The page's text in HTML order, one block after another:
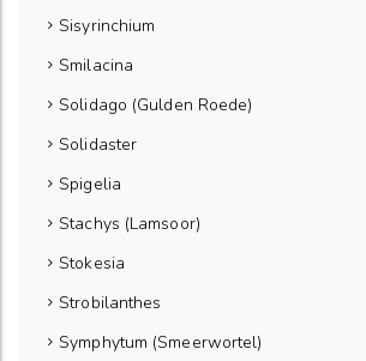
Sisyrinchium
Smilacina
Solidago (Gulden Roede)
Solidaster
Spigelia
Stachys (Lamsoor)
Stokesia
Strobilanthes
Symphytum (Smeerwortel)